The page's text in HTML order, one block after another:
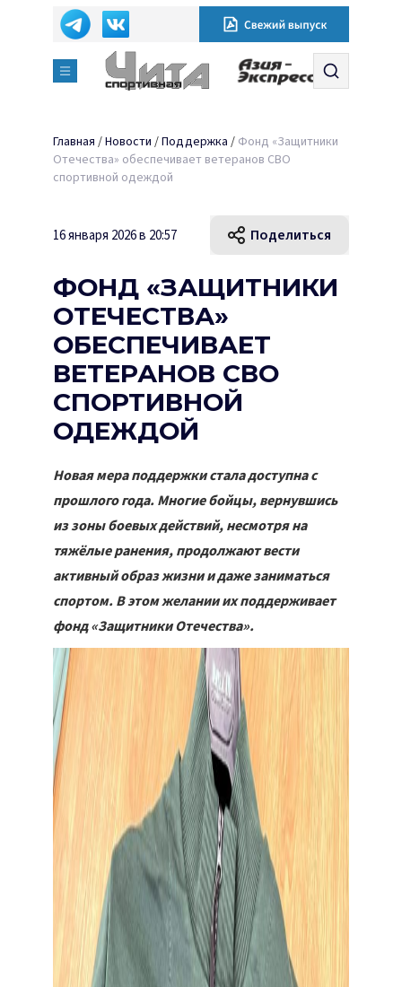
Главная /Новости /Поддержка / Фонд «Защитники
Отечества» обеспечивает ветеранов СВО
спортивной одеждой
16 января 2026 в 20:57 Поделиться
ФОНД «ЗАЩИТНИКИ
ОТЕЧЕСТВА»
ОБЕСПЕЧИВАЕТ
ВЕТЕРАНОВ СВО
СПОРТИВНОЙ
ОДЕЖДОЙ
Новая мера поддержки стала доступна с
прошлого года. Многие бойцы, вернувшись
из зоны боевых действий, несмотря на
тяжёлые ранения, продолжают вести
активный образ жизни и даже заниматься
спортом. В этом желании их поддерживает
фонд «Защитники Отечества».